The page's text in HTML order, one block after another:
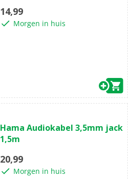
sterren.
14,99
Morgen in huis
van
de
sterren.
Hama Audiokabel 3,5mm jack
1,5m
20,99
Morgen in huis